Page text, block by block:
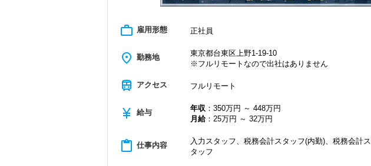
work_outline 雇用形態 正社員
place 勤務地
東京都台東区上野1-19-10
※フルリモートなので出社はありません
train アクセス フルリモート
currency_yen 給与 年収 ：350万円 ～ 448万円
月給：25万円 ～ 32万円
content_paste 仕事内容
入力スタッフ、税務会計スタッフ(内勤)、税務会計ス
タッフ